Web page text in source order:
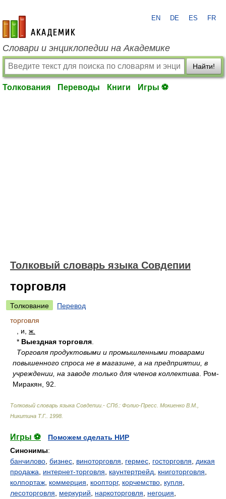
academic.ru
EN DE ES FR
Словари и энциклопедии на Академике
Найти!
Толкования Переводы Книги Игры ⚽
Толковый словарь языка Совдепии
торговля
Толкование
Перевод
торговля
, и, ж.
* Выездная торговля
Торговля продуктовыми и промышленными товарами
повышенного спроса не в магазине, а на предприятии, в
учреждении, на заводе только для членов коллектива . Ром-
Миракян, 92.
Толковый словарь языка Совдепии.- СПб.: Фолио-Пресс Мокиенко В.М.,
Никитина Т.Г.
1998
Игры ⚽
Поможем сделать НИР
Синонимы:
банчилово бизнес виноторговля гермес госторговля
дикая
продажа
интернет-торговля каунтертрейд книготорговля
колпортаж коммерция коопторг, корчемство купля
лесоторговля
меркурий наркоторговля негоция